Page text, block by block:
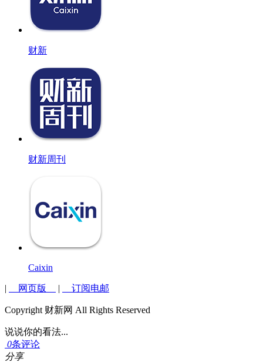
财新
财新周刊
Caixin
| 网页版 | 订阅电邮
Copyright 财新网 All Rights Reserved
说说你的看法...
0条评论
分享